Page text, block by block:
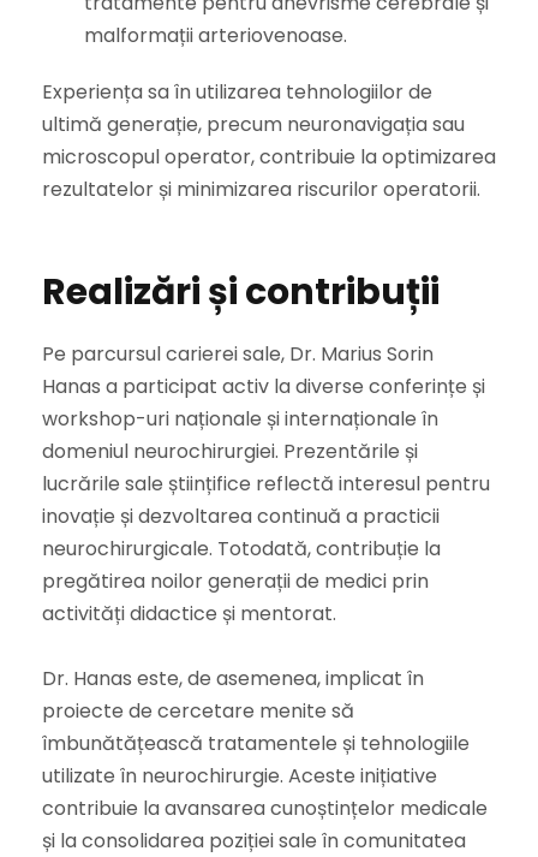
malformații arteriovenoase.
Experiența sa în utilizarea tehnologiilor de
ultimă generație, precum neuronavigația sau
microscopul operator, contribuie la optimizarea
rezultatelor și minimizarea riscurilor operatorii.
Realizări și contribuții
Pe parcursul carierei sale, Dr. Marius Sorin
Hanas a participat activ la diverse conferințe și
workshop-uri naționale și internaționale în
domeniul neurochirurgiei. Prezentările și
lucrările sale științifice reflectă interesul pentru
inovație și dezvoltarea continuă a practicii
neurochirurgicale. Totodată, contribuție la
pregătirea noilor generații de medici prin
activități didactice și mentorat.
Dr. Hanas este, de asemenea, implicat în
proiecte de cercetare menite să
îmbunătățească tratamentele și tehnologiile
utilizate în neurochirurgie. Aceste inițiative
contribuie la avansarea cunoștințelor medicale
și la consolidarea poziției sale în comunitatea